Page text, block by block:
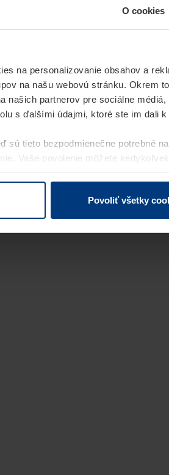
O cookies
na personalizovanie obsahov a
na našu webovú stránku. Okrem
našich partnerov pre sociálne médiá,
s ďalšími údajmi, ktoré ste im dali
sú tieto bezpodmienečne potrebné
Vaše povolenie môžete
údajovnašej webovej
Povoliť všetky